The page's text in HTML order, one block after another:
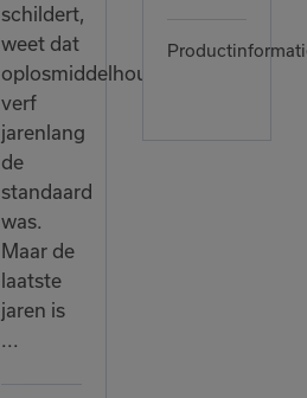
schildert,
weet dat
oplosmiddelhoudende
verf
jarenlang
de
standaard
was.
Maar de
laatste
jaren is